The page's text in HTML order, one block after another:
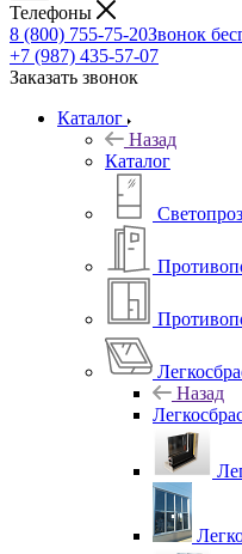
Телефоны
8 (800) 755-75-20Звонок
+7 (987) 435-57-07
Заказать звонок
Каталог
Назад
Каталог
Назад